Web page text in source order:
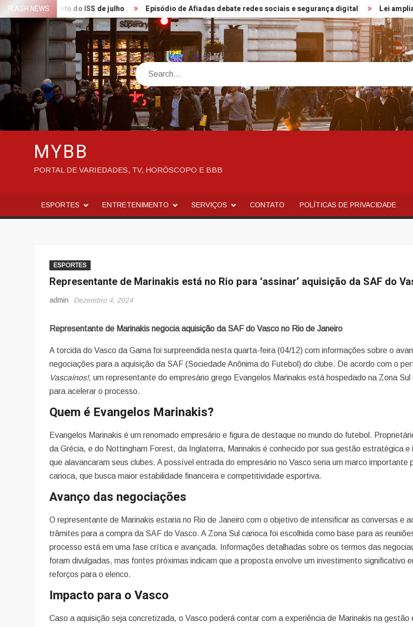
Skip
to
content
FLASH NEWSdo ISS de julho Episódio de Afiadas debate redes sociais e segurança digital Lei amplia
Search
MYBB
PORTAL DE VARIEDADES, TV, HORÓSCOPO E BBB
ESPORTES ENTRETENIMENTO SERVIÇOS CONTATO POLÍTICAS DE PRIVACIDADE
ESPORTES
Representante de Marinakis está no Rio para ‘assinar’ aquisição da SAF do
admin Dezembro 4, 2024
Representante de Marinakis negocia aquisição da SAF do Vasco no Rio de Janeiro
A torcida do Vasco da Gama foi surpreendida nesta quarta-feira (04/12) com informações sobre o
negociações para a aquisição da SAF (Sociedade Anônima do Futebol) do clube. De acordo com o
Vascaínos!, um representante do empresário grego Evangelos Marinakis está hospedado na Zona Sul
para acelerar o processo.
Quem é Evangelos Marinakis?
Evangelos Marinakis é um renomado empresário e figura de destaque no mundo do futebol.
da Grécia, e do Nottingham Forest, da Inglaterra, Marinakis é conhecido por sua gestão estratégica e
que alavancaram seus clubes. A possível entrada do empresário no Vasco seria um marco importante
carioca, que busca maior estabilidade financeira e competitividade esportiva.
Avanço das negociações
O representante de Marinakis estaria no Rio de Janeiro com o objetivo de intensificar as conversas e
trâmites para a compra da SAF do Vasco. A Zona Sul carioca foi escolhida como base para as
processo está em uma fase crítica e avançada. Informações detalhadas sobre os termos das
foram divulgadas, mas fontes próximas indicam que a proposta envolve um investimento significativo
reforços para o elenco.
Impacto para o Vasco
Caso a aquisição seja concretizada, o Vasco poderá contar com a experiência de Marinakis na gestão